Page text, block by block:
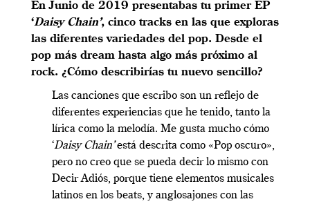
En Junio de 2019 presentabas tu primer EP
‘Daisy Chain’, cinco tracks en las que exploras
las diferentes variedades del pop. Desde el
pop más dream hasta algo más próximo al
rock. ¿Cómo describirías tu nuevo sencillo?
Las canciones que escribo son un reflejo de
diferentes experiencias que he tenido, tanto la
lírica como la melodía. Me gusta mucho cómo
‘Daisy Chain’está descrita como «Pop oscuro»,
pero no creo que se pueda decir lo mismo con
Decir Adiós, porque tiene elementos musicales
latinos en los beats, y anglosajones con las